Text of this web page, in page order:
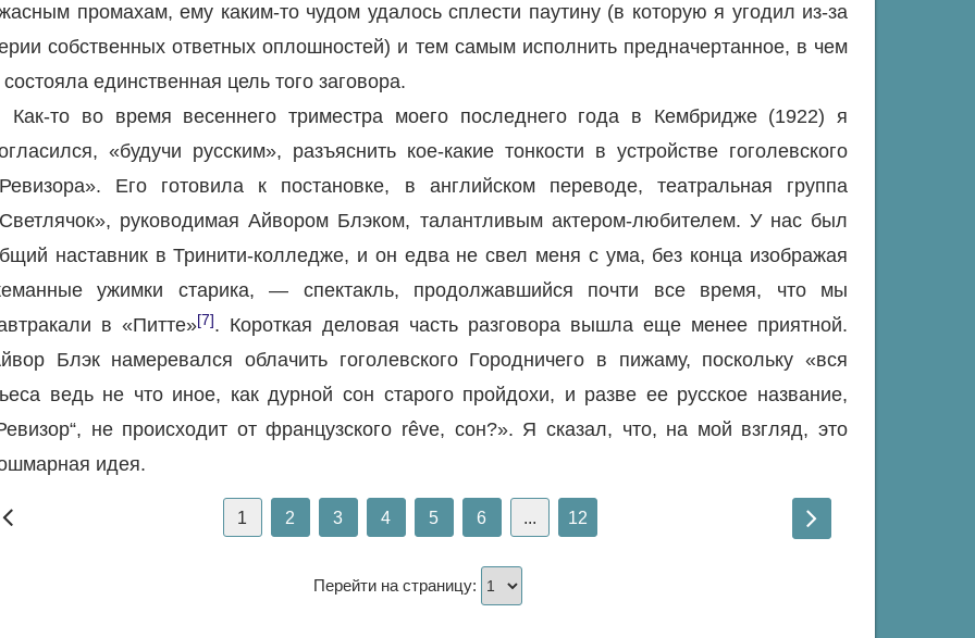
промахам, ему каким-то чудом удалось сплести паутину (в которую я угодил из-за
собственных ответных оплошностей) и тем самым исполнить предначертанное, в чем
состояла единственная цель того заговора.
Как-то во время весеннего триместра моего последнего года в Кембридже (1922) я
«будучи русским», разъяснить кое-какие тонкости в устройстве гоголевского
Его готовила к постановке, в английском переводе, театральная группа
руководимая Айвором Блэком, талантливым актером-любителем. У нас был
наставник в Тринити-колледже, и он едва не свел меня с ума, без конца изображая
ужимки старика, — спектакль, продолжавшийся почти все время, что мы
в «Питте»[7]. Короткая деловая часть разговора вышла еще менее приятной.
Блэк намеревался облачить гоголевского Городничего в пижаму, поскольку «вся
ведь не что иное, как дурной сон старого пройдохи, и разве ее русское название,
не происходит от французского rêve, сон?». Я сказал, что, на мой взгляд, это
идея.
1 2 3 4 5 6 ... 12
Перейти на страницу: